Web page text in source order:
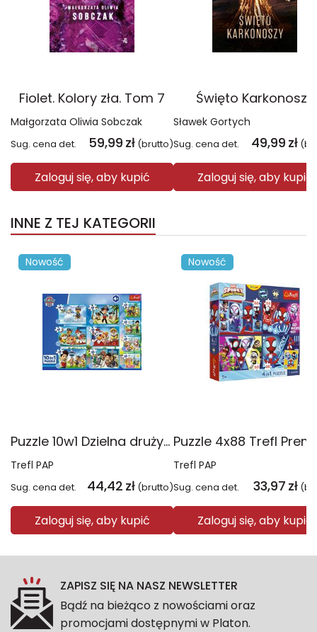
Fiolet. Kolory zła. Tom 7
Małgorzata Oliwia Sobczak
Sug. cena det. 59,99 zł (brutto)
Zaloguj się, aby kupić
Święto Karkonoszy
Sławek Gortych
Sug. cena det. 49,99 zł
Zaloguj się, aby kupić
INNE Z TEJ KATEGORII
Nowość
Puzzle 10w1 Dzielna drużyna Psiego Patrolu 96012
Trefl PAP
Sug. cena det. 44,42 zł (brutto)
Zaloguj się, aby kupić
Nowość
Trefl PAP
Sug. cena det. 33,97 zł
Zaloguj się, aby kupić
ZAPISZ SIĘ NA NASZ NEWSLETTER
Bądź na bieżąco z nowościami oraz
promocjami dostępnymi w Platon.